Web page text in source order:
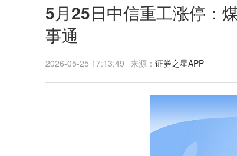
5月25日中信重工涨停：
事通
2026-05-25 17:13:49 来源： 证券之星APP